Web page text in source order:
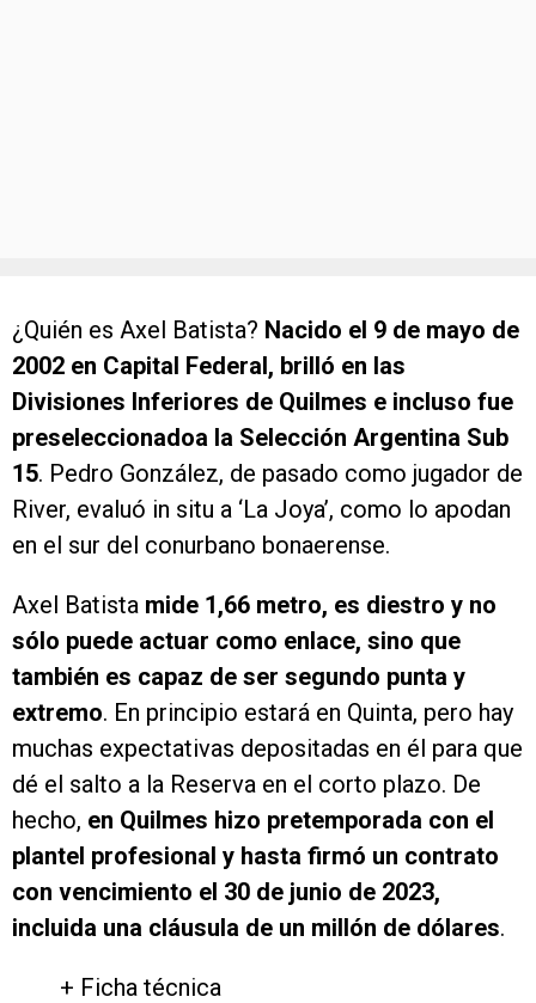
¿Quién es Axel Batista? Nacido el 9 de mayo de
2002 en Capital Federal, brilló en las
Divisiones Inferiores de Quilmes e incluso fue
preseleccionadoa la Selección Argentina Sub
15. Pedro González, de pasado como jugador de
River, evaluó in situ a ‘La Joya’, como lo apodan
en el sur del conurbano bonaerense.
Axel Batista mide 1,66 metro, es diestro y no
sólo puede actuar como enlace, sino que
también es capaz de ser segundo punta y
extremo. En principio estará en Quinta, pero hay
muchas expectativas depositadas en él para que
dé el salto a la Reserva en el corto plazo. De
hecho, en Quilmes hizo pretemporada con el
plantel profesional y hasta firmó un contrato
con vencimiento el 30 de junio de 2023,
incluida una cláusula de un millón de dólares.
+ Ficha técnica